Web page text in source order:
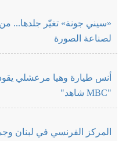
«سيني جونة» تغيّر جلدها...
لصناعة الصورة
أنس طيارة وهيا مرعشلي
"MBC شاهد"
المركز الفرنسي في لبنان